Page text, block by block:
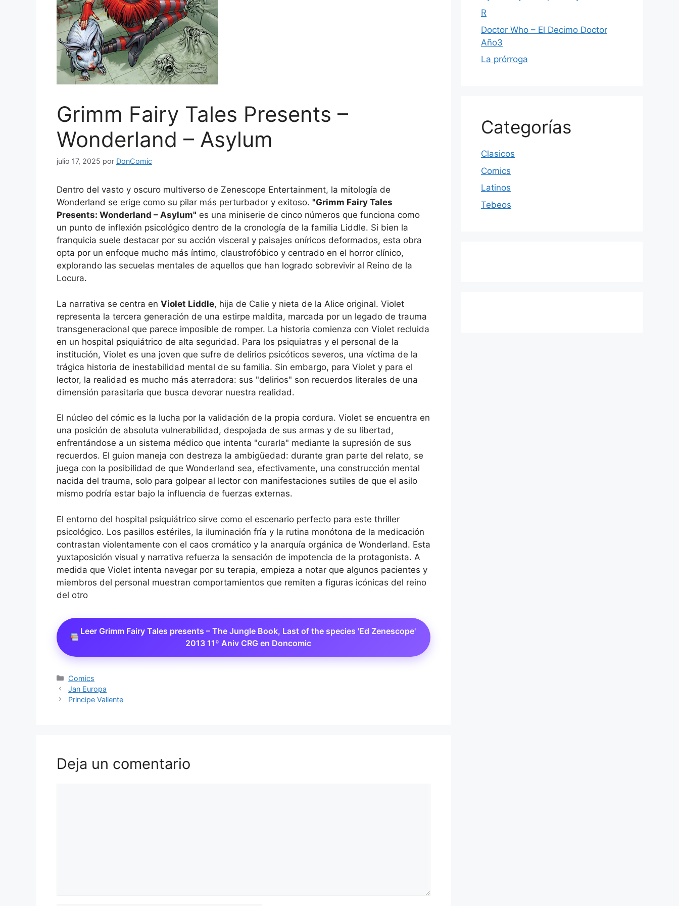
Grimm Fairy Tales Presents –
Wonderland – Asylum
julio 17, 2025 por DonComic
Dentro del vasto y oscuro multiverso de Zenescope Entertainment, la mitología de
Wonderland se erige como su pilar más perturbador y exitoso. "Grimm Fairy Tales
Presents: Wonderland – Asylum" es una miniserie de cinco números que funciona como
un punto de inflexión psicológico dentro de la cronología de la familia Liddle. Si bien la
franquicia suele destacar por su acción visceral y paisajes oníricos deformados, esta obra
opta por un enfoque mucho más íntimo, claustrofóbico y centrado en el horror clínico,
explorando las secuelas mentales de aquellos que han logrado sobrevivir al Reino de la
Locura.
La narrativa se centra en Violet Liddle, hija de Calie y nieta de la Alice original. Violet
representa la tercera generación de una estirpe maldita, marcada por un legado de trauma
transgeneracional que parece imposible de romper. La historia comienza con Violet recluida
en un hospital psiquiátrico de alta seguridad. Para los psiquiatras y el personal de la
institución, Violet es una joven que sufre de delirios psicóticos severos, una víctima de la
trágica historia de inestabilidad mental de su familia. Sin embargo, para Violet y para el
lector, la realidad es mucho más aterradora: sus "delirios" son recuerdos literales de una
dimensión parasitaria que busca devorar nuestra realidad.
El núcleo del cómic es la lucha por la validación de la propia cordura. Violet se encuentra en
una posición de absoluta vulnerabilidad, despojada de sus armas y de su libertad,
enfrentándose a un sistema médico que intenta "curarla" mediante la supresión de sus
recuerdos. El guion maneja con destreza la ambigüedad: durante gran parte del relato, se
juega con la posibilidad de que Wonderland sea, efectivamente, una construcción mental
nacida del trauma, solo para golpear al lector con manifestaciones sutiles de que el asilo
mismo podría estar bajo la influencia de fuerzas externas.
El entorno del hospital psiquiátrico sirve como el escenario perfecto para este thriller
psicológico. Los pasillos estériles, la iluminación fría y la rutina monótona de la medicación
contrastan violentamente con el caos cromático y la anarquía orgánica de Wonderland. Esta
yuxtaposición visual y narrativa refuerza la sensación de impotencia de la protagonista. A
medida que Violet intenta navegar por su terapia, empieza a notar que algunos pacientes y
miembros del personal muestran comportamientos que remiten a figuras icónicas del reino
del otro
Leer Grimm Fairy Tales presents – The Jungle Book, Last of the species 'Ed Zenescope'
2013 11º Aniv CRG en Doncomic
Categorías
Comics
Jan Europa
Principe Valiente
Deja un comentario
R
Doctor Who – El Decimo Doctor
Año3
La prórroga
Categorías
Clasicos
Comics
Latinos
Tebeos